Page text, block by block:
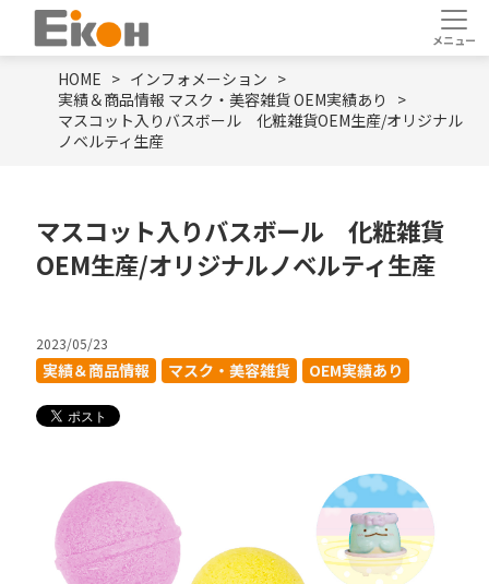
HOME
インフォメーション
実績＆商品情報 マスク・美容雑貨OEM実績あり
マスコット入りバスボール 化粧雑貨OEM生産/オリジナル
ノベルティ生産
マスコット入りバスボール 化粧雑貨
OEM生産/オリジナルノベルティ生産
2023/05/23
実績＆商品情報 マスク・美容雑貨 OEM実績あり